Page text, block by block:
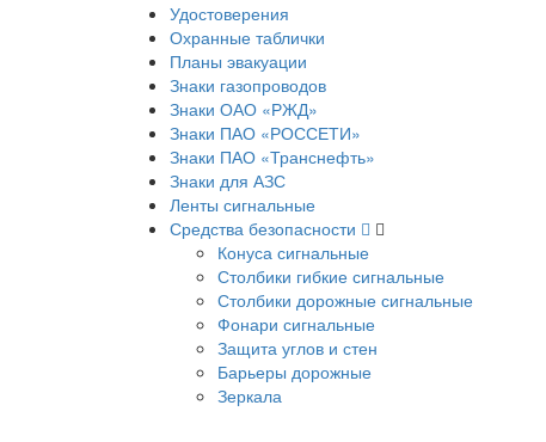
Удостоверения
Охранные таблички
Планы эвакуации
Знаки газопроводов
Знаки ОАО «РЖД»
Знаки ПАО «РОССЕТИ»
Знаки ПАО «Транснефть»
Знаки для АЗС
Ленты сигнальные
Средства безопасности
Конуса сигнальные
Столбики гибкие сигнальные
Столбики дорожные сигнальные
Фонари сигнальные
Защита углов и стен
Барьеры дорожные
Зеркала